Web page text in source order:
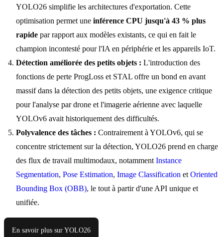
YOLO26 simplifie les architectures d'exportation. Cette
optimisation permet une inférence CPU jusqu'à 43 % plus
rapide par rapport aux modèles existants, ce qui en fait le
champion incontesté pour l'IA en périphérie et les appareils IoT.
Détection améliorée des petits objets : L'introduction des
fonctions de perte ProgLoss et STAL offre un bond en avant
massif dans la détection des petits objets, une exigence critique
pour l'analyse par drone et l'imagerie aérienne avec laquelle
YOLOv6 avait historiquement des difficultés.
Polyvalence des tâches : Contrairement à YOLOv6, qui se
concentre strictement sur la détection, YOLO26 prend en charge
des flux de travail multimodaux, notamment Instance
Segmentation, Pose Estimation, Image Classification et Oriented
Bounding Box (OBB), le tout à partir d'une API unique et
unifiée.
En savoir plus sur YOLO26